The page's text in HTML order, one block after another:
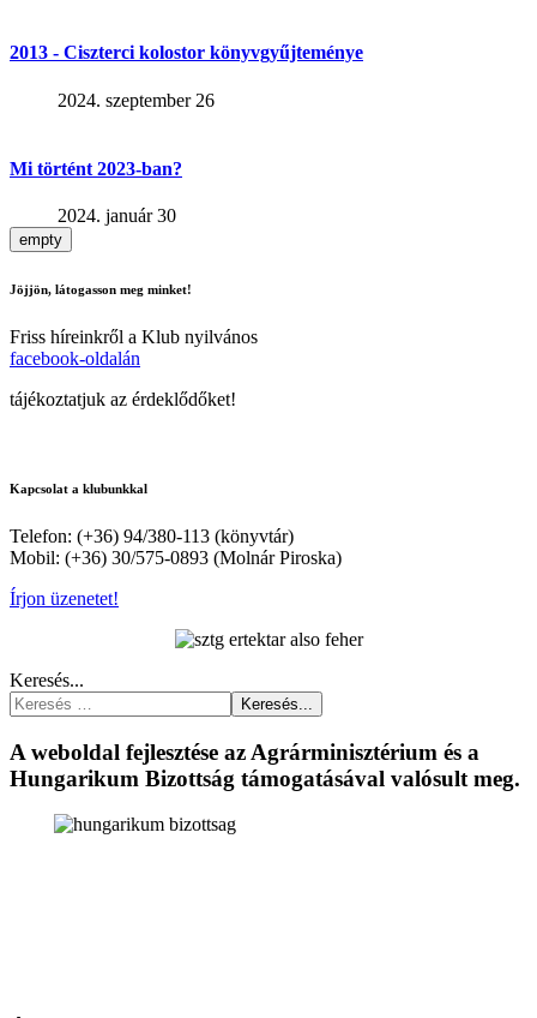
2013 - Ciszterci kolostor könyvgyűjteménye
2024. szeptember 26
Mi történt 2023-ban?
2024. január 30
empty
Jöjjön, látogasson meg minket!
Friss híreinkről a Klub nyilvános
facebook-oldalán
tájékoztatjuk az érdeklődőket!
Kapcsolat a klubunkkal
Telefon: (+36) 94/380-113 (könyvtár)
Mobil: (+36) 30/575-0893 (Molnár Piroska)
Írjon üzenetet!
Keresés...
Keresés...
A weboldal fejlesztése az Agrárminisztérium és a
Hungarikum Bizottság támogatásával valósult meg.